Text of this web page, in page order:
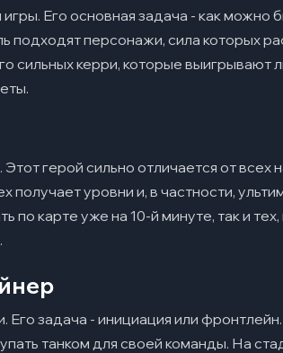
карта Дота 2?
Dota 2?
Его основная задача - как
подходят персонажи, сила которых
сильных керри, которые выигрывают
герой сильно отличается от всех
получает уровни и, в частности,
по карте уже на 10-й минуте, так и
Его задача - инициация или
танком для своей команды. На